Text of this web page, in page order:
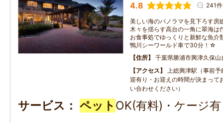
4.8 241件
美しい海のパノラマを見下ろす房
木々を揺らす高台の一角に翠海は
お食事処でゆっくりと新鮮な魚
鴨川シーワールド車で30分！☆
住所
千葉県勝浦市興津久保山
アクセス
上総興津駅（事前
迎有り・お迎えの時間が決まって
い合わせください）
サービス ペット OK(有料)・ケージ